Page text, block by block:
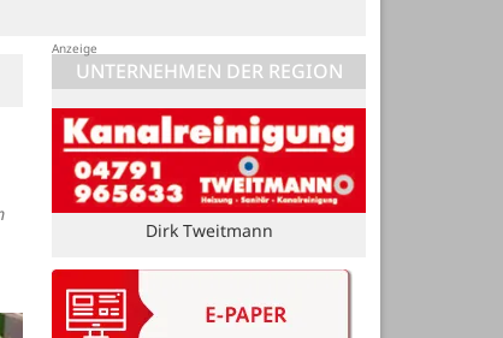
UNTERNEHMEN DER REGION
Beil-Optik